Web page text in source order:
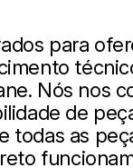
para
Nós nos
de
todas as